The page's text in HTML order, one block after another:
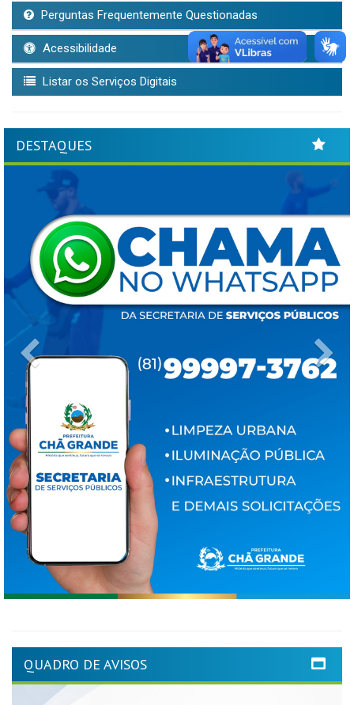
Perguntas Frequentemente Questionadas
Acessibilidade
Listar os Serviços Digitais
DESTAQUES
QUADRO DE AVISOS